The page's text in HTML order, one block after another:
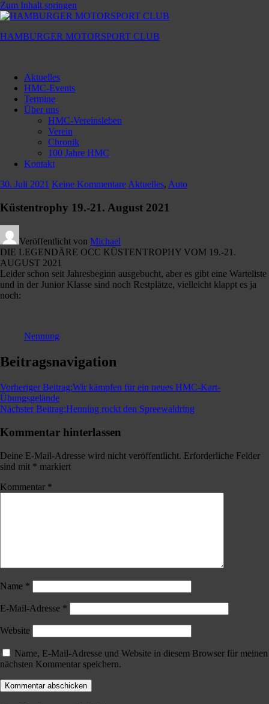
Zum Inhalt springen
HAMBURGER MOTORSPORT CLUB
Motorsport
Club
Aktuelles
HMC-Events
Termine
Über uns
HMC-Vereinsleben
Verein
Chronik
100 Jahre HMC
Kontakt
30. Juli 2021 Keine Kommentare Aktuelles, Auto
Küstentrophy 19.-21. August 2021
Veröffentlicht von Michael
DIE LEGENDÄRE OCC KÜSTENTROPHY VOM 19.-21.
AUGUST 2021
Leider schon seit Jahresbeginn ausgebucht, aber es gibt eine Warteliste
und in der Junior Klasse sind noch Restplätze, vielleicht klappt es ja
noch:
Nennung
Beitragsnavigation
Vorheriger Beitrag:Wir kämpfen für ein neues HMC-Kart-
Übungsgelände
Nächster Beitrag:Henning rockt den Spreewaldring
Kommentar hinterlassen
Deine E-Mail-Adresse wird nicht veröffentlicht. Erforderliche Felder
sind mit * markiert
Kommentar *
Name *
E-Mail-Adresse *
Website
Name, E-Mail-Adresse und Website in diesem Browser für meinen
nächsten Kommentar speichern.